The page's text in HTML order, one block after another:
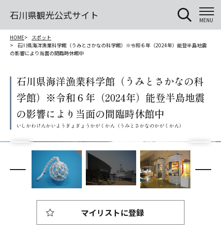
石川県観光公式サイト MENU
HOME
スポット
石川県海洋漁業科学館（うみとさかなの科学館）※令和６年（2024年）能登半島地震
の影響により当面の間臨時休館中
石川県海洋漁業科学館（うみとさかなの科
学館）※令和６年（2024年）能登半島地震
の影響により当面の間臨時休館中
マイリストに登録